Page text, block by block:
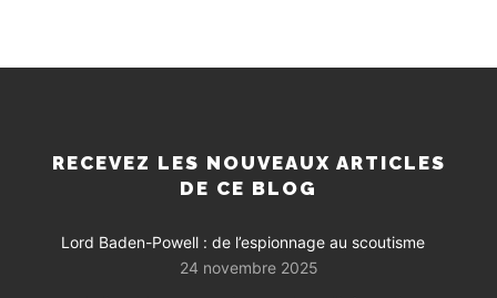
RECEVEZ LES NOUVEAUX ARTICLES
DE CE BLOG
Lord Baden-Powell : de l’espionnage au scoutisme
24 novembre 2025